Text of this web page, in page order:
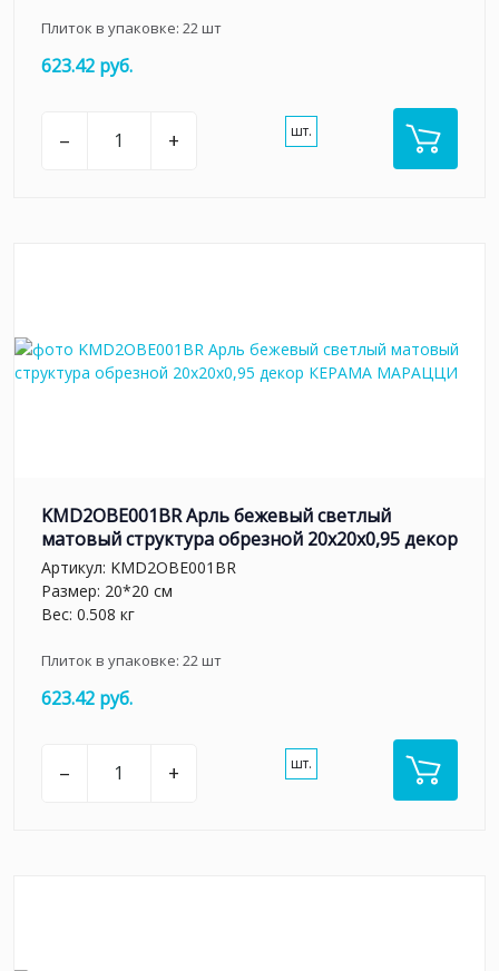
Плиток в упаковке: 22шт
623.42 руб.
– + шт.
KMD2OBE001BR Арль бежевый светлый
матовый структура обрезной 20x20x0,95 декор
Артикул: KMD2OBE001BR
Размер: 20*20 см
Вес: 0.508 кг
Плиток в упаковке: 22шт
623.42 руб.
– + шт.